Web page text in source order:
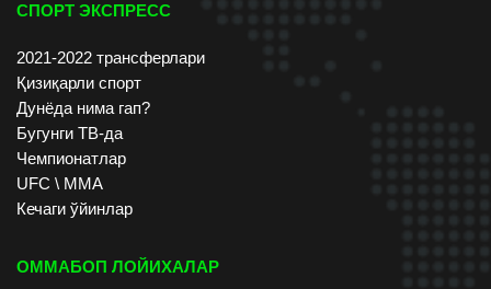
СПОРТ ЭКСПРЕСС
2021-2022 трансферлари
Қизиқарли спорт
Дунёда нима гап?
Бугунги ТВ-да
Чемпионатлар
UFC \ ММА
Кечаги ўйинлар
ОММАБОП ЛОЙИХАЛАР